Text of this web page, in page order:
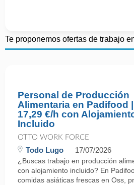
Te proponemos ofertas de trabajo
Personal de Producción
Alimentaria en Padifood |
17,29 €/h con
Incluido
OTTO WORK FORCE
Todo Lugo 17/07/2026
¿Buscas trabajo en producción
con alojamiento incluido? En
comidas asiáticas frescas en Oss,